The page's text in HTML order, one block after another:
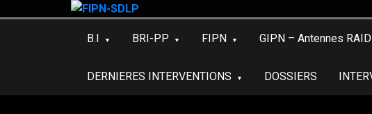
B.I BRI-PP FIPN GIPN – Antennes RAID
DERNIERES INTERVENTIONS DOSSIERS